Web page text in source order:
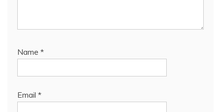
Name *
Email *